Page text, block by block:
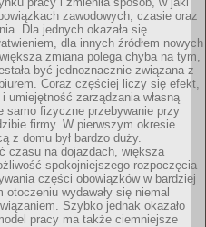
zawodowych, czasie oraz
Dla jednych okazała się
dla innych źródłem nowych
zmiana polega chyba na tym,
być jednoznacznie związana z
Coraz częściej liczy się efekt,
umiejętność zarządzania własną
samo fizyczne przebywanie przy
firmy. W pierwszym okresie
z domu był bardzo duży.
czasu na dojazdach, większa
spokojniejszego rozpoczęcia
części obowiązków w bardziej
otoczeniu wydawały się niemal
Szybko jednak okazało
pracy ma także ciemniejsze